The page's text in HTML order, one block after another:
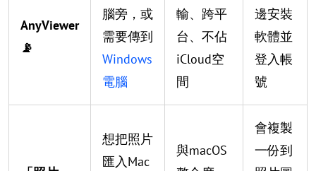
AnyViewer
📡
腦旁，或
需要傳到
Windows
電腦
輸、跨平
台、不佔
iCloud空
間
邊安裝
軟體並
登入帳
號
想把照片
匯入Mac
與macOS
會複製
一份到